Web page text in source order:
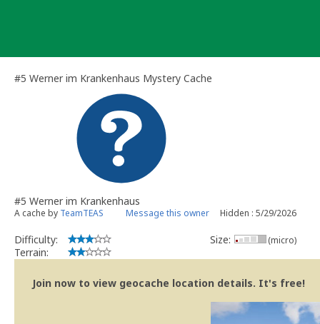
#5 Werner im Krankenhaus Mystery Cache
#5 Werner im Krankenhaus
A cache by TeamTEAS Message this owner Hidden : 5/29/2026
Difficulty:
Terrain:
Size: (micro)
Join now to view geocache location details. It's free!